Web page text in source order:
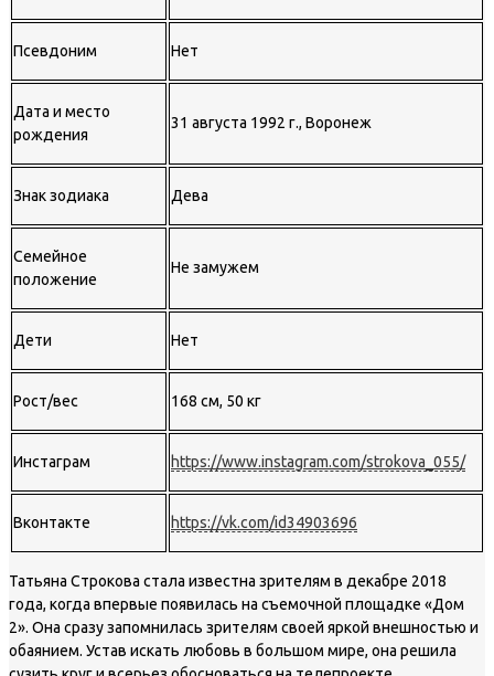
Псевдоним Нет
Дата и место
рождения
31 августа 1992 г., Воронеж
Знак зодиака Дева
Семейное
положение
Не замужем
Дети Нет
Рост/вес 168 см, 50 кг
Инстаграм https://www.instagram.com/strokova_055/
Вконтакте https://vk.com/id34903696
Татьяна Строкова стала известна зрителям в декабре 2018
года, когда впервые появилась на съемочной площадке «Дом
2». Она сразу запомнилась зрителям своей яркой внешностью и
обаянием. Устав искать любовь в большом мире, она решила